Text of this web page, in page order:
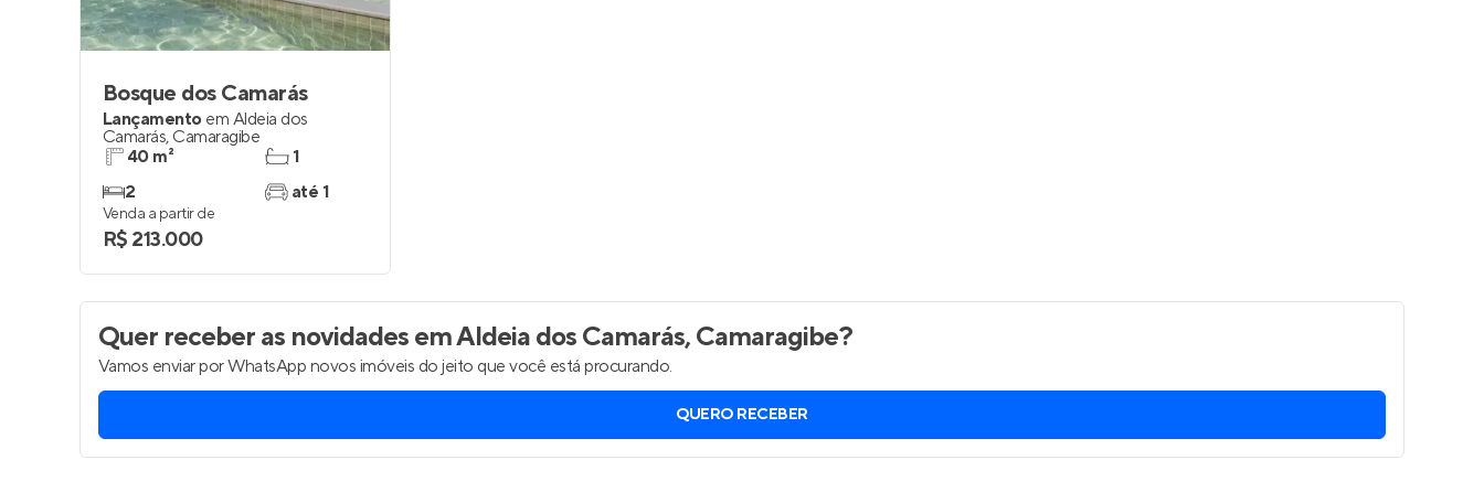
Bosque dos Camarás
Lançamento em Aldeia dos
Camarás, Camaragibe
40 m²
2
1
até 1
Venda a partir de
R$ 213.000
Quer receber as novidadesem Aldeia dos Camarás, Camaragibe?
Vamos enviar por WhatsApp novos imóveis do jeito que você está procurando.
QUERO RECEBER